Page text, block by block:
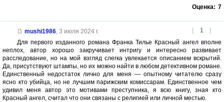
Оценка: 7
[ 1 ]
mushi1986, 3 июля 2024 г.
Для первого изданного романа Франка Тилье Красный ангел вполне
неплох, автор хорошо закручивает интригу и интересно развивает
расследование, но на мой взгляд слегка увлекается описанием вскрытий.
Да, присутствуют штампы, но их можно найти в любом детективном романе.
Единственный недостаток лично для меня — опытному читателю сразу
ясно кто убийца, но не лучшим парижским комиссарам. Единственное чем
удивил меня автор это мотивами преступника, я всю книгу, зная кто
Красный ангел, считал что они связаны с религией или личной местью.